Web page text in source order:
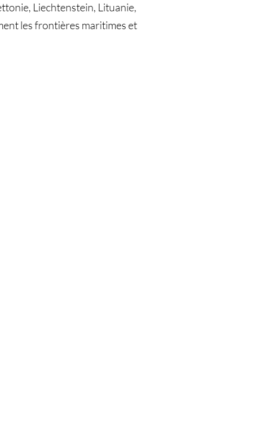
Liechtenstein, Lituanie,
les frontières maritimes et